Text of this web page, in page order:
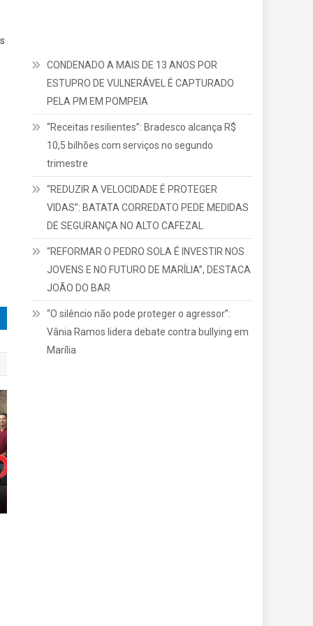
CONDENADO A MAIS DE 13 ANOS POR
ESTUPRO DE VULNERÁVEL É CAPTURADO
PELA PM EM POMPEIA
“Receitas resilientes”: Bradesco alcança R$
10,5 bilhões com serviços no segundo
trimestre
“REDUZIR A VELOCIDADE É PROTEGER
VIDAS”: BATATA CORREDATO PEDE MEDIDAS
DE SEGURANÇA NO ALTO CAFEZAL
“REFORMAR O PEDRO SOLA É INVESTIR NOS
JOVENS E NO FUTURO DE MARÍLIA”, DESTACA
JOÃO DO BAR
“O silêncio não pode proteger o agressor”:
Vânia Ramos lidera debate contra bullying em
Marília